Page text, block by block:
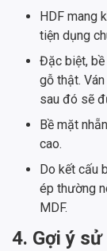
HDF mang
tiện dụng
Đặc biệt,
gỗ thật.
sau đó sẽ
Bề mặt
cao.
Do kết cấu
ép thường
MDF.
4. Gợi ý